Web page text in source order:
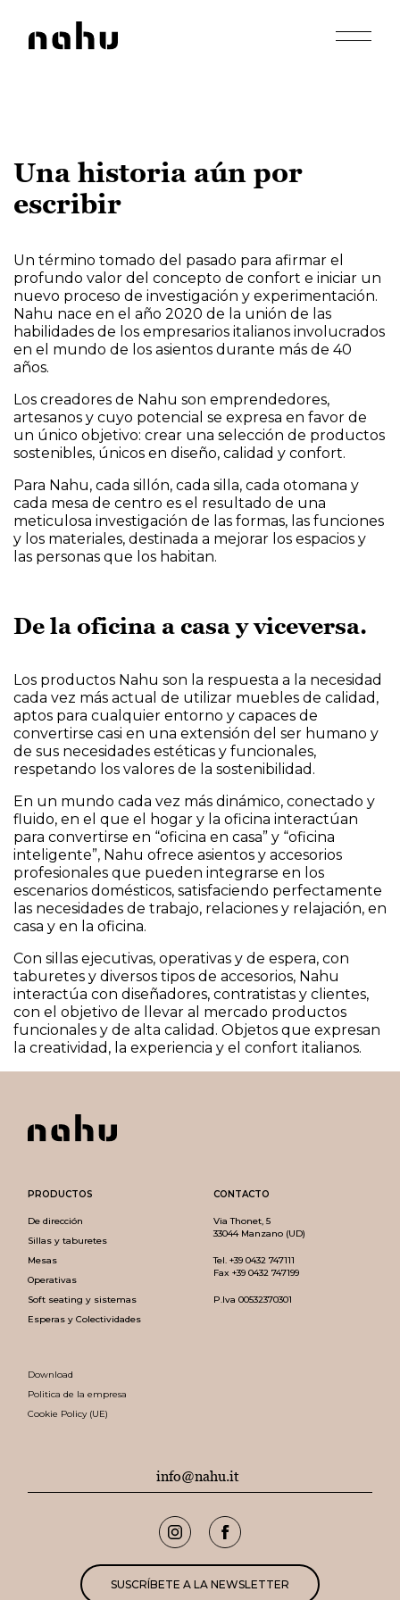
Una historia aún por
escribir
Un término tomado del pasado para afirmar el
profundo valor del concepto de confort e iniciar un
nuevo proceso de investigación y experimentación.
Nahu nace en el año 2020 de la unión de las
habilidades de los empresarios italianos involucrados
en el mundo de los asientos durante más de 40
años.
Los creadores de Nahu son emprendedores,
artesanos y cuyo potencial se expresa en favor de
un único objetivo: crear una selección de productos
sostenibles, únicos en diseño, calidad y confort.
Para Nahu, cada sillón, cada silla, cada otomana y
cada mesa de centro es el resultado de una
meticulosa investigación de las formas, las funciones
y los materiales, destinada a mejorar los espacios y
las personas que los habitan.
De la oficina a casa y viceversa.
Los productos Nahu son la respuesta a la necesidad
cada vez más actual de utilizar muebles de calidad,
aptos para cualquier entorno y capaces de
convertirse casi en una extensión del ser humano y
de sus necesidades estéticas y funcionales,
respetando los valores de la sostenibilidad.
En un mundo cada vez más dinámico, conectado y
fluido, en el que el hogar y la oficina interactúan
para convertirse en “oficina en casa” y “oficina
inteligente”, Nahu ofrece asientos y accesorios
profesionales que pueden integrarse en los
escenarios domésticos, satisfaciendo perfectamente
las necesidades de trabajo, relaciones y relajación, en
casa y en la oficina.
Con sillas ejecutivas, operativas y de espera, con
taburetes y diversos tipos de accesorios, Nahu
interactúa con diseñadores, contratistas y clientes,
con el objetivo de llevar al mercado productos
funcionales y de alta calidad. Objetos que expresan
la creatividad, la experiencia y el confort italianos.
PRODUCTOS
De dirección
Sillas y taburetes
Mesas
Operativas
Soft seating y sistemas
Esperas y Colectividades
Download
Politica de la empresa
Cookie Policy (UE)
CONTACTO
Via Thonet, 5
33044 Manzano (UD)
Tel. +39 0432 747111
Fax +39 0432 747199
P.Iva 00532370301
info@nahu.it
SUSCRÍBETE A LA NEWSLETTER